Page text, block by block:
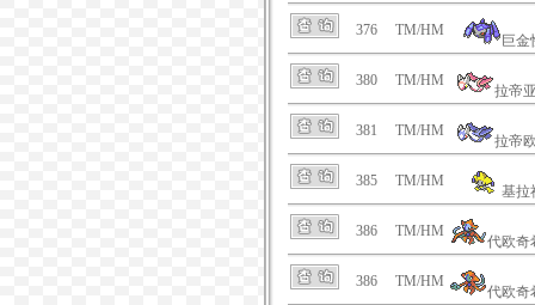
376 TM/HM
巨金
380 TM/HM
拉帝
381 TM/HM
拉帝
385 TM/HM
基拉
386 TM/HM
代欧奇
386 TM/HM
代欧奇